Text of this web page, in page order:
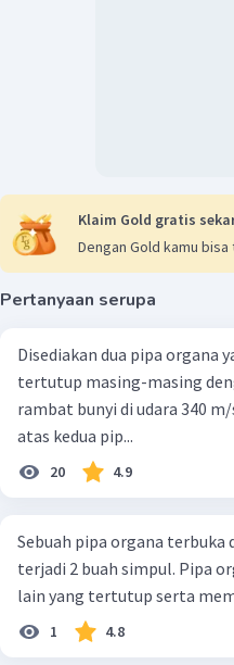
Klaim Gold gratis
Dengan Gold kamu
Pertanyaan serupa
Disediakan dua pipa organa
tertutup masing-masing
rambat bunyi di udara 340
atas kedua pip...
20 4.9
Sebuah pipa organa terbuka
terjadi 2 buah simpul. Pipa
lain yang tertutup serta
1 4.8